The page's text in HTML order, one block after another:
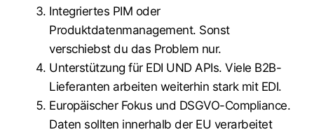
Integriertes PIM oder
Produktdatenmanagement. Sonst
verschiebst du das Problem nur.
Unterstützung für EDI UND APIs. Viele B2B-
Lieferanten arbeiten weiterhin stark mit EDI.
Europäischer Fokus und DSGVO-Compliance.
Daten sollten innerhalb der EU verarbeitet